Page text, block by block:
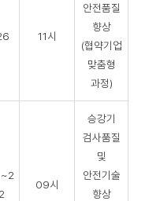
11시
안전품질
향상
(협약기업
맞춤형
과정)
09시
승강기
검사품질
및
안전기술
향상